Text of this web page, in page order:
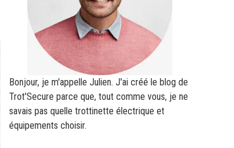
Bonjour, je m'appelle Julien. J'ai créé le blog de
Trot'Secure parce que, tout comme vous, je ne
savais pas quelle trottinette électrique et
équipements choisir.